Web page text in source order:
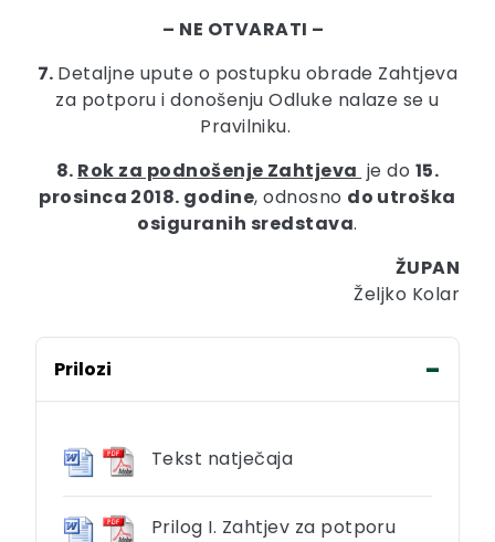
– NE OTVARATI –
7. Detaljne upute o postupku obrade Zahtjeva
za potporu i donošenju Odluke nalaze se u
Pravilniku.
8. Rok za podnošenje Zahtjeva je do 15.
prosinca 2018. godine, odnosno do utroška
osiguranih sredstava.
ŽUPAN
Željko Kolar
Prilozi
Tekst natječaja
Prilog I. Zahtjev za potporu